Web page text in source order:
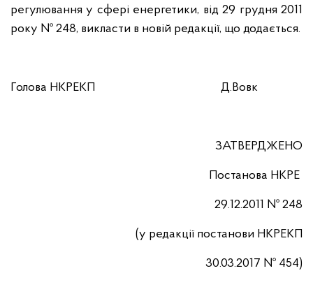
регулювання у сфері енергетики, від 29 грудня 2011
року № 248, викласти в новій редакції, що додається.
Голова НКРЕКП Д.Вовк
ЗАТВЕРДЖЕНО
Постанова НКРЕ
29.12.2011 № 248
(у редакції постанови НКРЕКП
30.03.2017 № 454)